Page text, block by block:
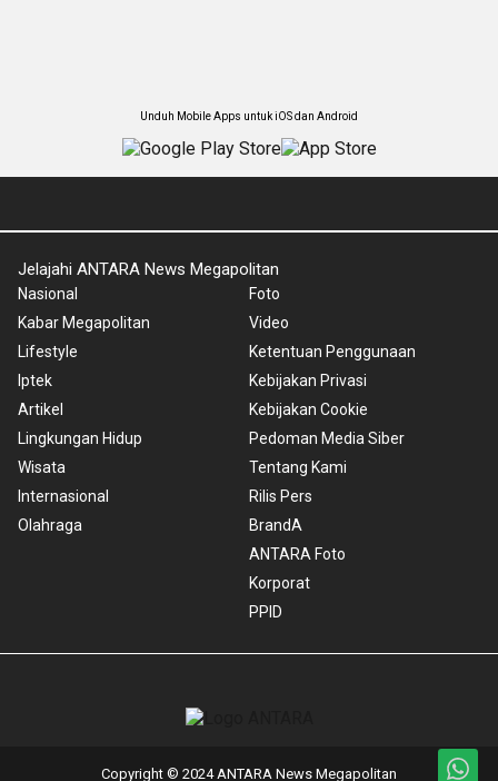
Unduh Mobile Apps untuk iOS dan Android
Jelajahi ANTARA News Megapolitan
Nasional
Kabar Megapolitan
Lifestyle
Iptek
Artikel
Lingkungan Hidup
Wisata
Internasional
Olahraga
Foto
Video
Ketentuan Penggunaan
Kebijakan Privasi
Kebijakan Cookie
Pedoman Media Siber
Tentang Kami
Rilis Pers
BrandA
ANTARA Foto
Korporat
PPID
Copyright © 2024 ANTARA News Megapolitan